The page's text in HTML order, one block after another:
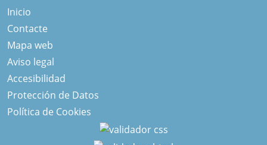
Inicio
Contacte
Mapa web
Aviso legal
Accesibilidad
Protección de Datos
Política de Cookies